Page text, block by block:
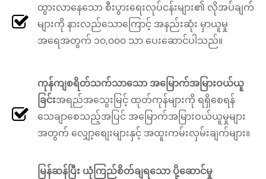
ထွားလာနေသော စီးပွားရေးလုပ်ငန်းများ၏ လိုအပ်ချက်
များကို နားလည်သောကြောင့် အနည်းဆုံး မှာယူမှု
အရေအတွက် ၁၀,၀၀၀ သာ ပေးဆောင်ပါသည်။
ကုန်ကျစရိတ်သက်သာသော အမြောက်အမြားဝယ်ယူ
ခြင်းအရည်အသွေးမြင့် ထုတ်ကုန်များကို ရရှိစေရန်
သေချာစေသည့်အပြင် အမြောက်အမြားဝယ်ယူမှုများ
အတွက် လျှော့စျေးများနှင့် အထူးကမ်းလှမ်းချက်များ။
မြန်ဆန်ပြီး ယုံကြည်စိတ်ချရသော ပို့ဆောင်မှု